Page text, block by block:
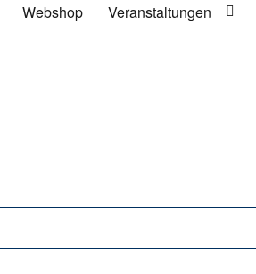
Webshop Veranstaltungen